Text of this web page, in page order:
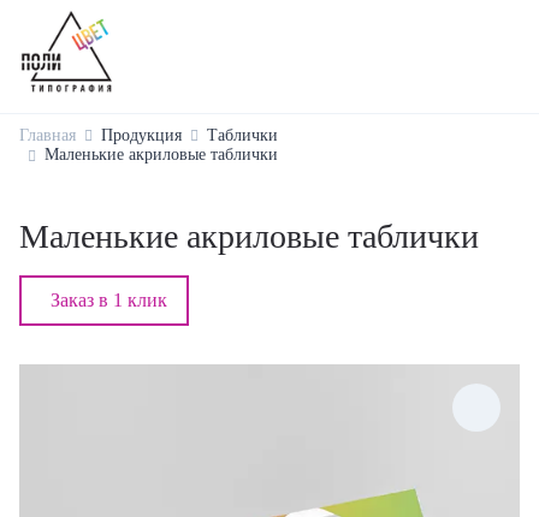
Главная Продукция
Таблички
Маленькие акриловые таблички
Маленькие акриловые таблички
Заказ в 1 клик